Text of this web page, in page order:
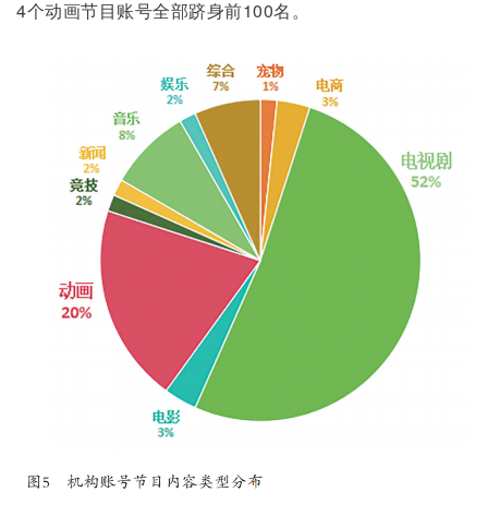
4个动画节目账号全部跻身前100名。